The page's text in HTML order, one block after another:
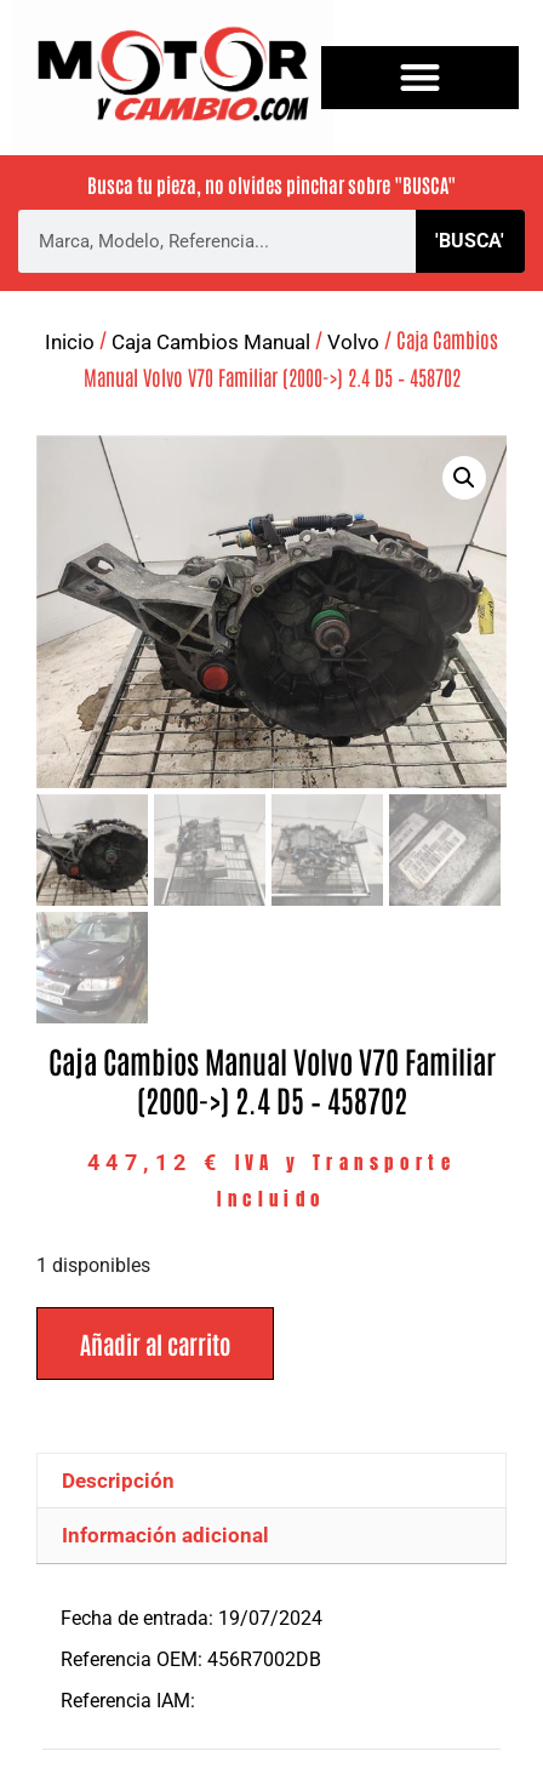
Busca tu pieza, no olvides pinchar sobre "BUSCA"
'BUSCA'
Inicio / Caja Cambios Manual / Volvo / Caja Cambios
Manual Volvo V70 Familiar (2000->) 2.4 D5 – 458702
Caja Cambios Manual Volvo V70 Familiar
(2000->) 2.4 D5 – 458702
447,12 €
IVA y Transporte
Incluido
1 disponibles
Añadir al carrito
Descripción
Información adicional
Fecha de entrada: 19/07/2024
Referencia OEM: 456R7002DB
Referencia IAM: